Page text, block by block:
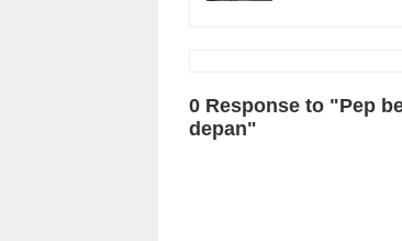
0 Response to "Pep
depan"